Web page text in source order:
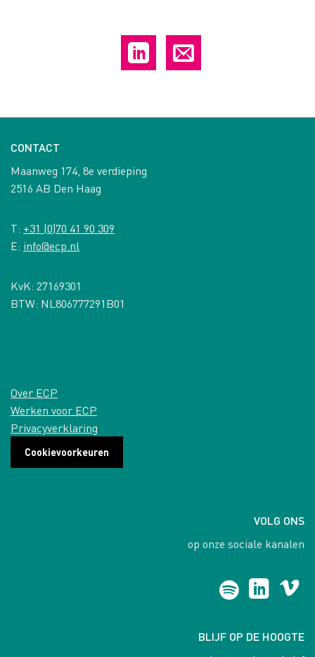
CONTACT
Maanweg 174, 8e verdieping
2516 AB Den Haag
T: +31 (0)70 41 90 309
E: info@ecp.nl
KvK: 27169301
BTW: NL806777291B01
Over ECP
Werken voor ECP
Privacyverklaring
Cookievoorkeuren
VOLG ONS
op onze sociale kanalen
BLIJF OP DE HOOGTE